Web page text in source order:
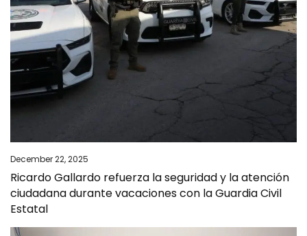
December 22, 2025
Ricardo Gallardo refuerza la seguridad y la atención
ciudadana durante vacaciones con la Guardia Civil
Estatal